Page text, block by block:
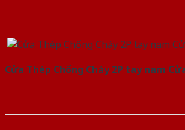
Cửa Thép Chống Cháy 2P tay nam